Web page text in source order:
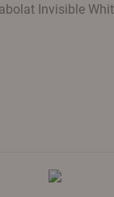
Invisible